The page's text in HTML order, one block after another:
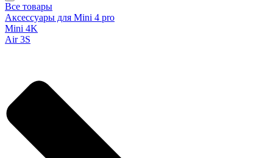
Все товары
Аксессуары для Mini 4 pro
Mini 4K
Air 3S